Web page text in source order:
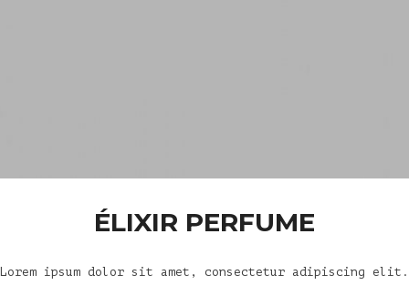
ÉLIXIR PERFUME
Lorem ipsum dolor sit amet, consectetur adipiscing elit.